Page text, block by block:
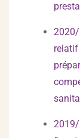
2020/
2019/